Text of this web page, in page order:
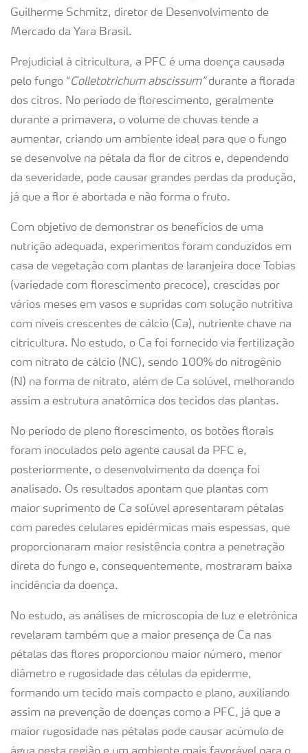
Guilherme Schmitz, diretor de Desenvolvimento de
Mercado da Yara Brasil.
Prejudicial à citricultura, a PFC é uma doença causada
pelo fungo “Colletotrichum abscissum”durante a florada
dos citros. No período de florescimento, geralmente
durante a primavera, o volume de chuvas tende a
aumentar, criando um ambiente ideal para que o fungo
se desenvolve na pétala da flor de citros e, dependendo
da severidade, pode causar grandes perdas da produção,
já que a flor é abortada e não forma o fruto.
Com objetivo de demonstrar os benefícios de uma
nutrição adequada, experimentos foram conduzidos em
casa de vegetação com plantas de laranjeira doce Tobias
(variedade com florescimento precoce), crescidas por
vários meses em vasos e supridas com solução nutritiva
com níveis crescentes de cálcio (Ca), nutriente chave na
citricultura. No estudo, o Ca foi fornecido via fertilização
com nitrato de cálcio (NC), sendo 100% do nitrogênio
(N) na forma de nitrato, além de Ca solúvel, melhorando
assim a estrutura anatômica dos tecidos das plantas.
No período de pleno florescimento, os botões florais
foram inoculados pelo agente causal da PFC e,
posteriormente, o desenvolvimento da doença foi
analisado. Os resultados apontam que plantas com
maior suprimento de Ca solúvel apresentaram pétalas
com paredes celulares epidérmicas mais espessas, que
proporcionaram maior resistência contra a penetração
direta do fungo e, consequentemente, mostraram baixa
incidência da doença.
No estudo, as análises de microscopia de luz e eletrônica
revelaram também que a maior presença de Ca nas
pétalas das flores proporcionou maior número, menor
diâmetro e rugosidade das células da epiderme,
formando um tecido mais compacto e plano, auxiliando
assim na prevenção de doenças como a PFC, já que a
maior rugosidade nas pétalas pode causar acúmulo de